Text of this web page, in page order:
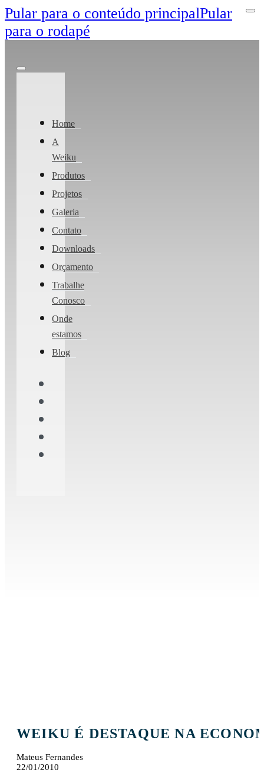
Pular para o conteúdo principalPular
para o rodapé
Home
A
Weiku
Produtos
Projetos
Galeria
Contato
Downloads
Orçamento
Trabalhe
Conosco
Onde
estamos
Blog
WEIKU É DESTAQUE NA
Mateus Fernandes
22/01/2010